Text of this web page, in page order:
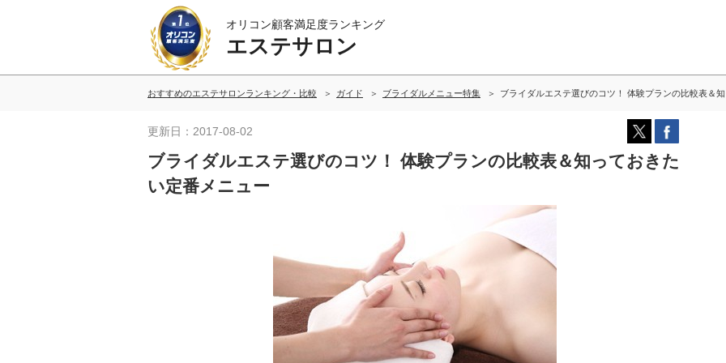
オリコン顧客満足度ランキング
エステサロン
おすすめのエステサロンランキング・比較 ガイド ブライダルメニュー特集 ブライダルエステ選びのコツ！ 体験プランの比較表＆
更新日：2017-08-02
ブライダルエステ選びのコツ！ 体験プランの比較表＆知っておきた
い定番メニュー